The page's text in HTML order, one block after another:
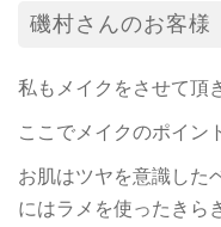
磯村さんのお客様
私もメイクをさせて頂
ここでメイクのポイン
お肌はツヤを意識した
にはラメを使ったきら